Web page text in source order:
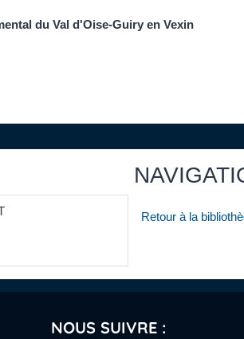
du Val d'Oise-Guiry en Vexin
Retour à la
NOUS SUIVRE :